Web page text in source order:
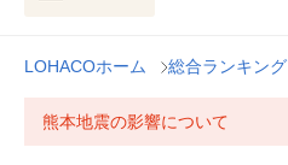
LOHACOホーム 総合ランキング
熊本地震の影響について